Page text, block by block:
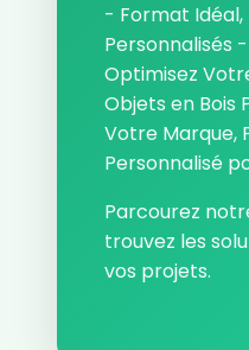
- Format Idéal,
Personnalisés
Optimisez
Objets en Bois
Votre Marque,
Personnalisé
Parcourez
trouvez les
vos projets.